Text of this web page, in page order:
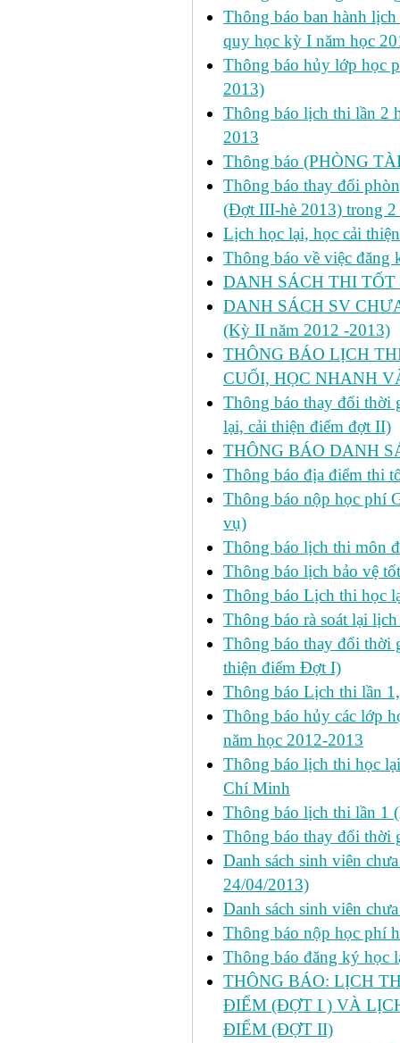
Thông báo ban hành
quy học kỳ I năm học
Thông báo hủy lớp học
2013)
Thông báo lịch thi lần 2
2013
Thông báo (PHÒNG
Thông báo thay đổi
(Đợt III-hè 2013) trong
Lịch học lại, học cải
Thông báo về việc
DANH SÁCH THI
DANH SÁCH SV
(Kỳ II năm 2012 -2013)
THÔNG BÁO LỊCH
CUỐI, HỌC NHANH
Thông báo thay đổi thời
lại, cải thiện điểm đợt II)
THÔNG BÁO DANH
Thông báo địa điểm thi
Thông báo nộp học phí
vụ)
Thông báo lịch thi môn
Thông báo lịch bảo vệ
Thông báo Lịch thi học
Thông báo rà soát lại
Thông báo thay đổi thời
thiện điểm Đợt I)
Thông báo Lịch thi lần
Thông báo hủy các lớp
năm học 2012-2013
Thông báo lịch thi học
Chí Minh
Thông báo lịch thi lần 1
Thông báo thay đổi thời
Danh sách sinh viên
24/04/2013)
Danh sách sinh viên
Thông báo nộp học phí
Thông báo đăng ký học
THÔNG BÁO: LỊCH
ĐIỂM (ĐỢT I ) VÀ
ĐIỂM (ĐỢT II)